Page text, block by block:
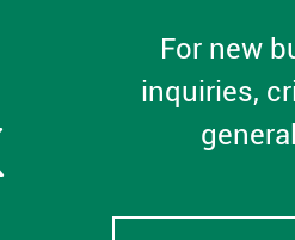
For new
inquiries,